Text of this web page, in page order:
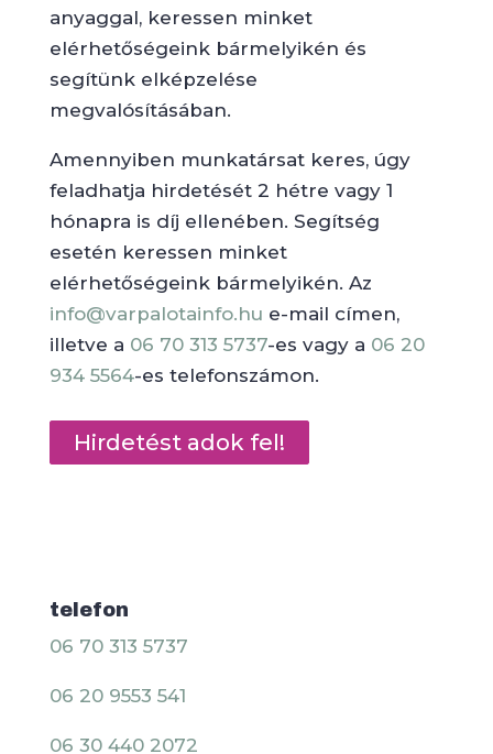
anyaggal, keressen minket
elérhetőségeink bármelyikén és
segítünk elképzelése
megvalósításában.
Amennyiben munkatársat keres, úgy
feladhatja hirdetését 2 hétre vagy 1
hónapra is díj ellenében. Segítség
esetén keressen minket
elérhetőségeink bármelyikén. Az
info@varpalotainfo.hu e-mail címen,
illetve a 06 70 313 5737-es vagy a 06 20
934 5564-es telefonszámon.
Hirdetést adok fel!
telefon
06 70 313 5737
06 20 9553 541
06 30 440 2072